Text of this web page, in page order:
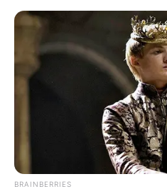
BRAINBERRIES